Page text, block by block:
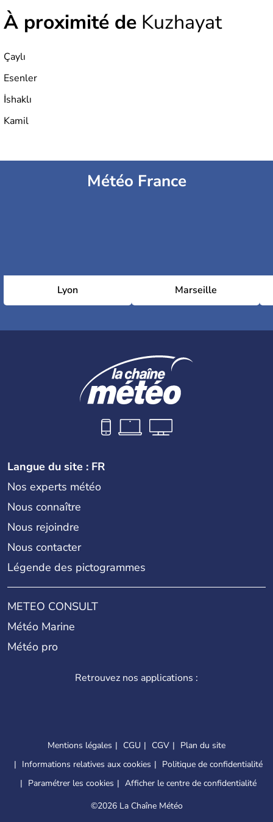
À proximité de Kuzhayat
Çaylı
Esenler
İshaklı
Kamil
Météo France
Lyon Marseille
Langue du site : FR
Nos experts météo
Nous connaître
Nous rejoindre
Nous contacter
Légende des pictogrammes
METEO CONSULT
Météo Marine
Météo pro
Retrouvez nos applications :
Mentions légales CGU CGV
Plan du site
Informations relatives aux cookies
Politique de confidentialité
Paramétrer les cookies
Afficher le centre de confidentialité
©2026 La Chaîne Météo